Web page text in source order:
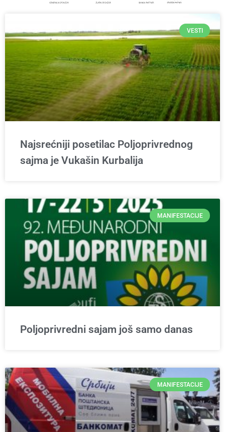
VESTI
Najsrećniji posetilac Poljoprivrednog
sajma je Vukašin Kurbalija
MANIFESTACIJE
Poljoprivredni sajam još samo danas
MANIFESTACIJE